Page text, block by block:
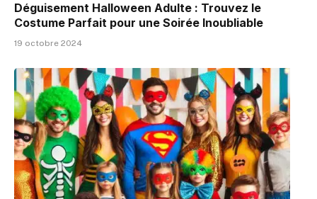
Déguisement Halloween Adulte : Trouvez le
Costume Parfait pour une Soirée Inoubliable
19 octobre 2024